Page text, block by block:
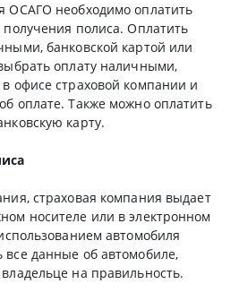
ОСАГО необходимо оплатить
полиса. Оплатить
банковской картой или
оплату наличными,
офисе страховой компании и
оплате. Также можно оплатить
карту.
страховая компания выдает
носителе или в электронном
автомобиля
все данные об автомобиле,
на правильность.